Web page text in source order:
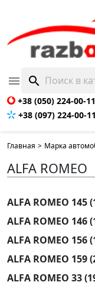
 search
+38 (050) 224-00-11
+38 (097) 224-00-11
Главная > Марка
ALFA ROMEO
ALFA ROMEO 145
ALFA ROMEO 146
ALFA ROMEO 156
ALFA ROMEO 159
ALFA ROMEO 33